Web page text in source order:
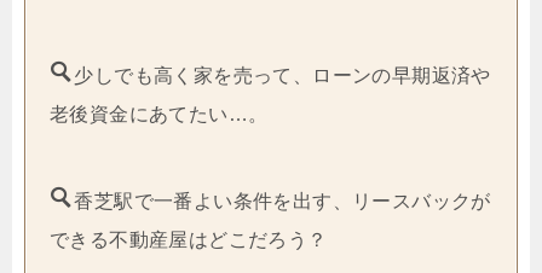
少しでも高く家を売って、ローンの早期返済や
老後資金にあてたい…。
香芝駅で一番よい条件を出す、リースバックが
できる不動産屋はどこだろう？